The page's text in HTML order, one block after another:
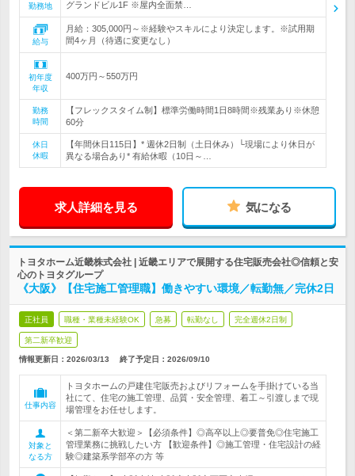
勤務地
グランドビル1F ※屋内全面禁…
給与
月給：305,000円～※経験やスキルにより決定します。※試用期
間4ヶ月（待遇に変更なし）
初年度
年収
400万円～550万円
勤務
時間
【フレックスタイム制】標準労働時間1日8時間※残業あり※休憩
60分
休日
休暇
【年間休日115日】* 週休2日制（土日休み）└現場により休日が
異なる場合あり* 有給休暇（10日～…
求人詳細を見る 気になる
トヨタホーム近畿株式会社 | 近畿エリアで展開する住宅販売会社◎信頼と安
心のトヨタグループ
《大阪》【住宅施工管理職】働きやすい環境／転勤無／完休2日
正社員 職種・業種未経験OK 急募 転勤なし 完全週休2日制
第二新卒歓迎
情報更新日：2026/03/13 終了予定日： 2026/09/10
仕事内容
トヨタホームの戸建住宅販売およびリフォームを手掛けている当
社にて、住宅の施工管理、品質・安全管理、着工～引渡しまで現
場管理をお任せします。
対象と
なる方
＜第二新卒大歓迎＞【必須条件】◎高卒以上◎要普免◎住宅施工
管理業務に挑戦したい方 【歓迎条件】◎施工管理・住宅設計の経
験◎建築系学部卒の方 等